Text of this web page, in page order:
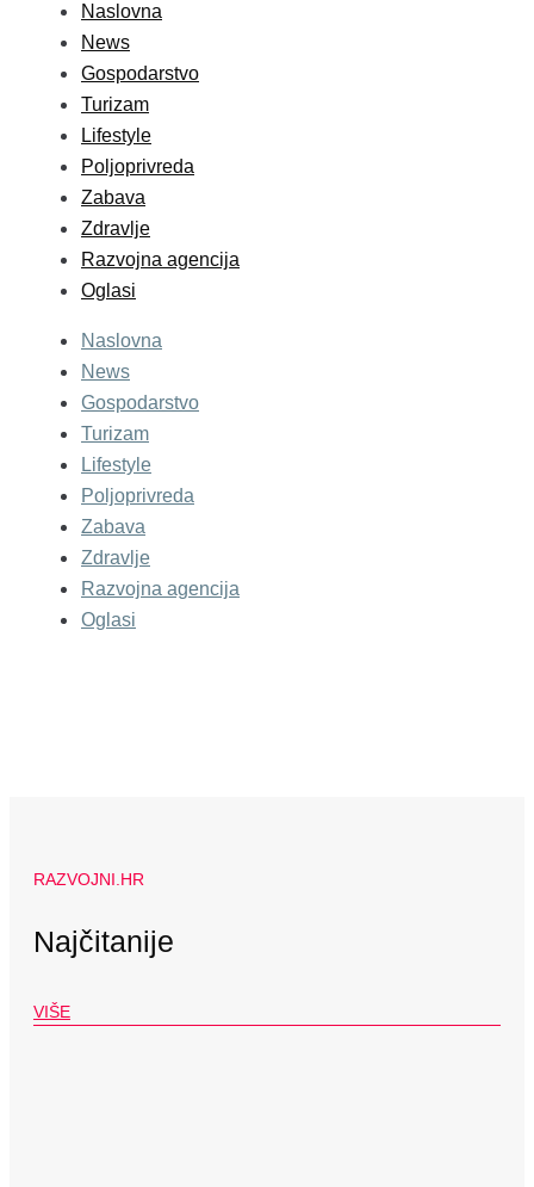
Naslovna
News
Gospodarstvo
Turizam
Lifestyle
Poljoprivreda
Zabava
Zdravlje
Razvojna agencija
Oglasi
Naslovna
News
Gospodarstvo
Turizam
Lifestyle
Poljoprivreda
Zabava
Zdravlje
Razvojna agencija
Oglasi
RAZVOJNI.HR
Najčitanije
VIŠE